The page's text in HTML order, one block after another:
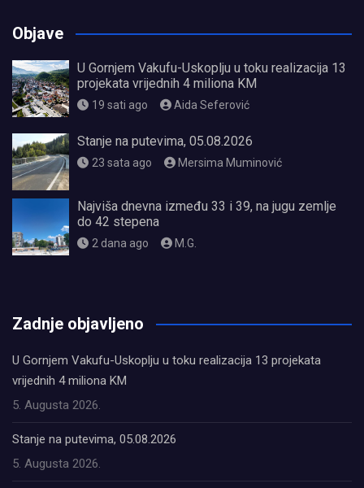
Objave
U Gornjem Vakufu-Uskoplju u toku realizacija 13
projekata vrijednih 4 miliona KM
19 sati ago Aida Seferović
Stanje na putevima, 05.08.2026
23 sata ago Mersima Muminović
Najviša dnevna između 33 i 39, na jugu zemlje
do 42 stepena
2 dana ago M.G.
Zadnje objavljeno
U Gornjem Vakufu-Uskoplju u toku realizacija 13 projekata
vrijednih 4 miliona KM
5. Augusta 2026.
Stanje na putevima, 05.08.2026
5. Augusta 2026.